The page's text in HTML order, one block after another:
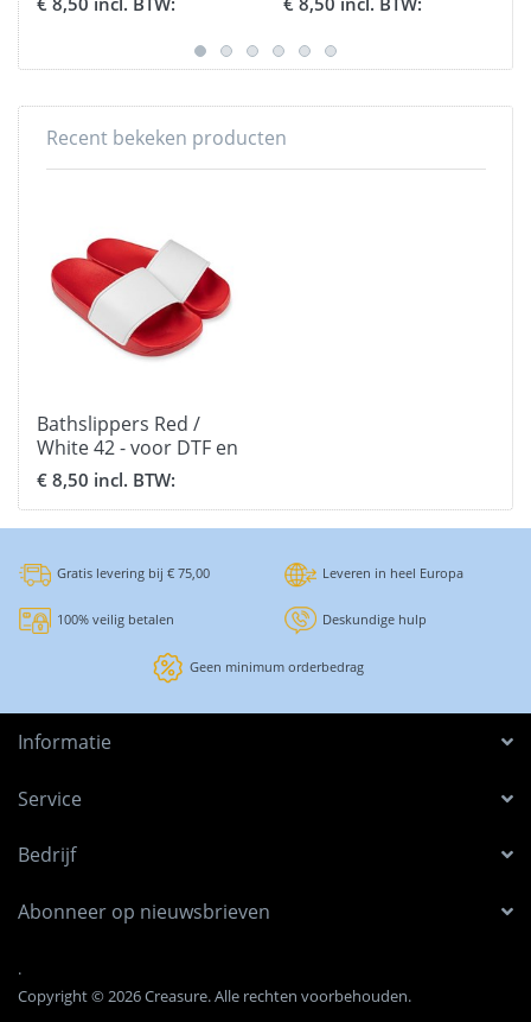
Recent bekeken producten
Bathslippers Red /
White 42 - voor DTF en
Flex
€ 8,50 incl. BTW:
Gratis levering bij € 75,00 Leveren in heel Europa
100% veilig betalen Deskundige hulp
Geen minimum orderbedrag
Informatie
Service
Bedrijf
Abonneer op nieuwsbrieven
.
Copyright © 2026 Creasure. Alle rechten voorbehouden.